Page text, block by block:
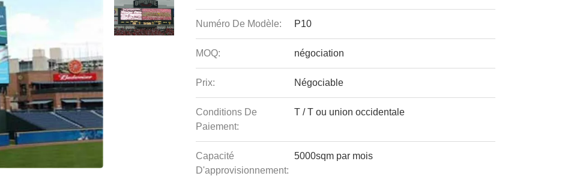
Numéro De Modèle: P10
MOQ: négociation
Prix: Négociable
Conditions De
Paiement:
T / T ou union occidentale
Capacité
D'approvisionnement:
5000sqm par mois